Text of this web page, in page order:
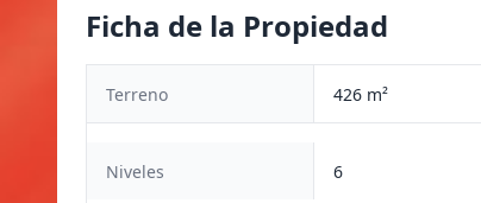
Ficha de la Propiedad
Terreno 426 m²
Niveles 6